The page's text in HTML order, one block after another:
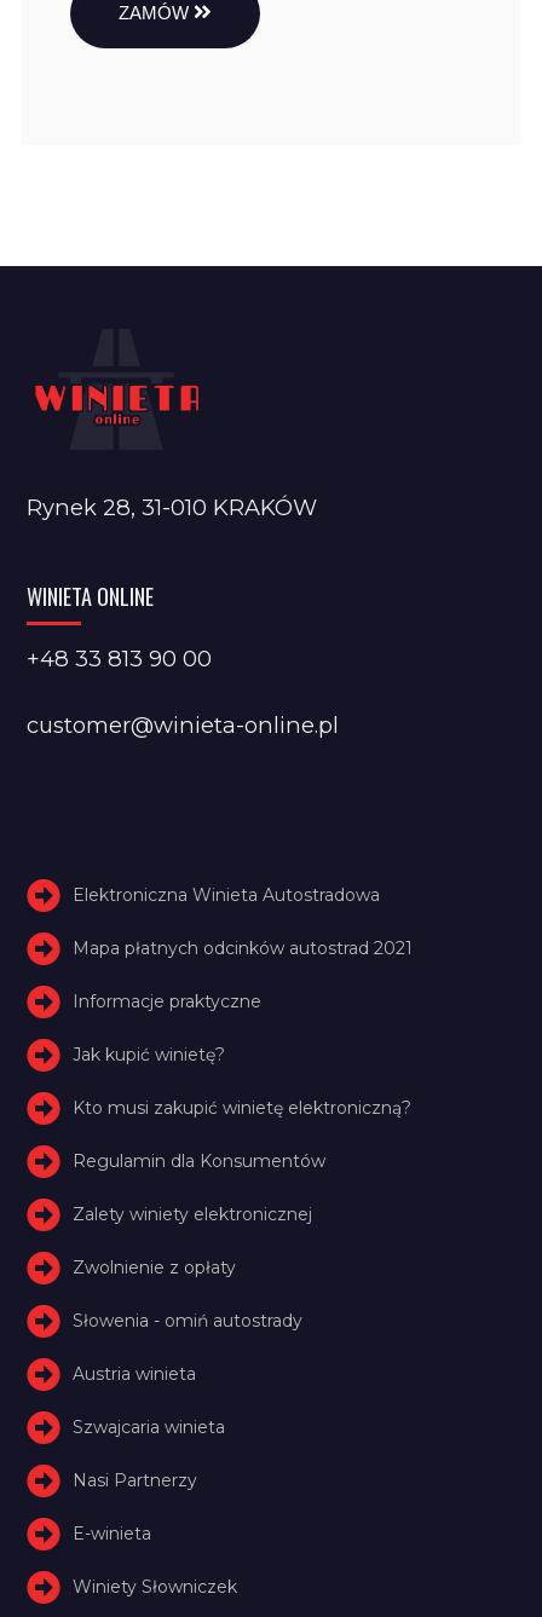
ZAMÓW
Rynek 28, 31-010 KRAKÓW
WINIETA ONLINE
+48 33 813 90 00
customer@winieta-online.pl
Elektroniczna Winieta Autostradowa
Mapa płatnych odcinków autostrad 2021
Informacje praktyczne
Jak kupić winietę?
Kto musi zakupić winietę elektroniczną?
Regulamin dla Konsumentów
Zalety winiety elektronicznej
Zwolnienie z opłaty
Słowenia - omiń autostrady
Austria winieta
Szwajcaria winieta
Nasi Partnerzy
E-winieta
Winiety Słowniczek